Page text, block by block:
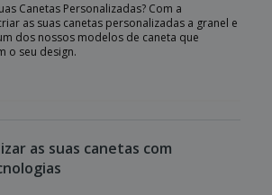
Canetas Personalizadas? Com a
as suas canetas personalizadas a granel e
dos nossos modelos de caneta que
o seu design.
as suas canetas com